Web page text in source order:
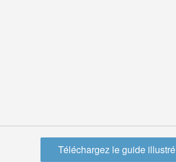
Téléchargez le guide illustré